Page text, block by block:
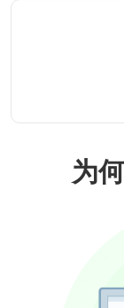
为